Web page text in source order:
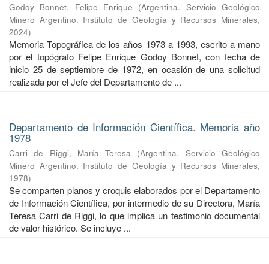
Godoy Bonnet, Felipe Enrique (Argentina. Servicio Geológico
Minero Argentino. Instituto de Geología y Recursos Minerales,
2024)
Memoria Topográfica de los años 1973 a 1993, escrito a mano
por el topógrafo Felipe Enrique Godoy Bonnet, con fecha de
inicio 25 de septiembre de 1972, en ocasión de una solicitud
realizada por el Jefe del Departamento de ...
Departamento de Información Científica. Memoria año
1978
Carri de Riggi, María Teresa (Argentina. Servicio Geológico
Minero Argentino. Instituto de Geología y Recursos Minerales,
1978)
Se comparten planos y croquis elaborados por el Departamento
de Información Científica, por intermedio de su Directora, María
Teresa Carri de Riggi, lo que implica un testimonio documental
de valor histórico. Se incluye ...